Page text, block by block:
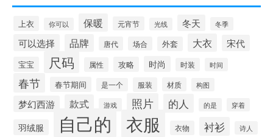
上衣 你可以 保暖 元宵节 光线 冬天 冬季
可以选择 品牌 唐代 场合 外套 大衣 宋代
宝宝 尺码 属性 攻略 时尚 时装 时间
春节 春节期间 是一个 服装 材质 构图
梦幻西游 款式 游戏 照片 的人 的是 穿着
羽绒服 自己的 衣服 衣物 衬衫 诗人